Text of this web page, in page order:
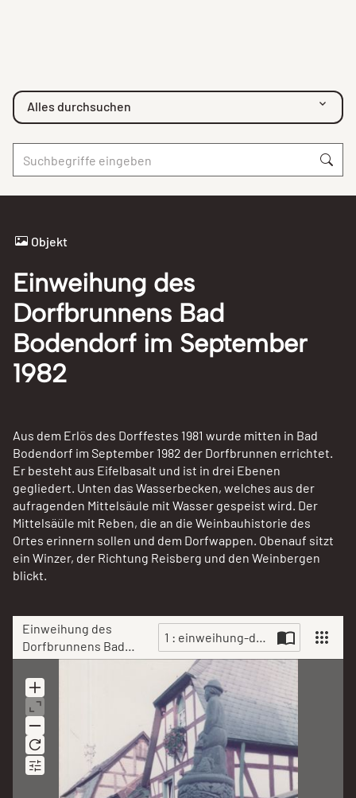
Alles durchsuchen
Einweihung des
Dorfbrunnens Bad
Bodendorf im
September 1982
1 : einweihung-des-
Scan
Objekt
Einweihung des
Dorfbrunnens Bad
Bodendorf im September
1982
Aus dem Erlös des Dorffestes 1981 wurde mitten in Bad
Bodendorf im September 1982 der Dorfbrunnen errichtet.
Er besteht aus Eifelbasalt und ist in drei Ebenen
gegliedert. Unten das Wasserbecken, welches aus der
aufragenden Mittelsäule mit Wasser gespeist wird. Der
Mittelsäüle mit Reben, die an die Weinbauhistorie des
Ortes erinnern sollen und dem Dorfwappen. Obenauf sitzt
ein Winzer, der Richtung Reisberg und den Weinbergen
blickt.